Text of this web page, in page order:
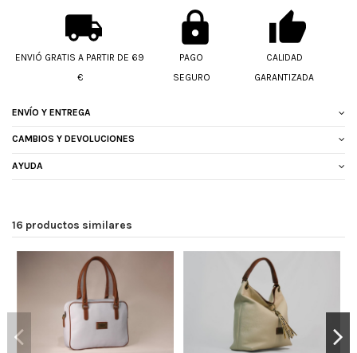
ENVIÓ GRATIS A PARTIR DE 69
€
PAGO
SEGURO
CALIDAD
GARANTIZADA
ENVÍO Y ENTREGA
CAMBIOS Y DEVOLUCIONES
AYUDA
16 productos similares